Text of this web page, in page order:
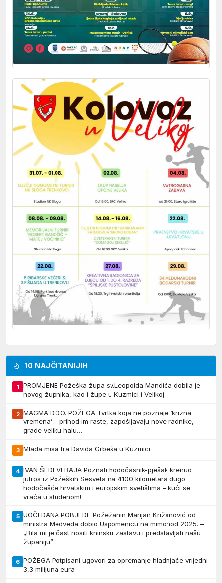
10 NAJČITANIJIH
1
PROMJENE Požeška župa sv.Leopolda Mandića dobila je
novog župnika, kao i župe u Kuzmici i Velikoj
2 MAGMA D.O.O. POŽEGA Tvrtka koja ne poznaje ‘krizna
vremena’ – prihod im raste, zapošljavaju nove radnike,
grade veliku halu…
3 Mlada misa fra Davida Grbeša u Kuzmici
4 IVAN ŠEDEVI BAJA Poznati hodočasnik-pješak krenuo
jutros iz Požeških Sesveta na 4100 kilometara dugo
hodočašće hrvatskim i europskim svetištima – kući se
vraća u studenom!
5 UOČI DANA POBJEDE Požežanin Marijan Križanović od
ministra Medveda dobio Uspomenicu na mimohod 2025. –
„Bila mi je čast nositi kninsku zastavu i predstavljati našu
županiju”
6 POŽEGA Potpisani ugovori za opremanje hladnjače vrijedni
3,3 milijuna eura